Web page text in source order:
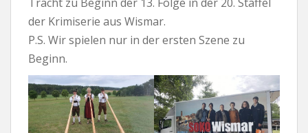
der Krimiserie aus Wismar.
P.S. Wir spielen nur in der ersten Szene zu
Beginn.